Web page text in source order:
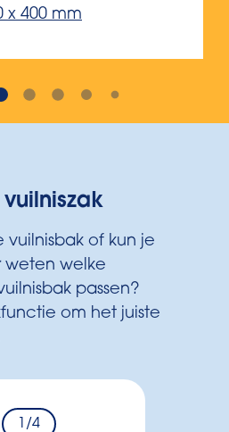
x 400 mm
vuilnisbak of kun je
weten welke
passen?
om het juiste
/4